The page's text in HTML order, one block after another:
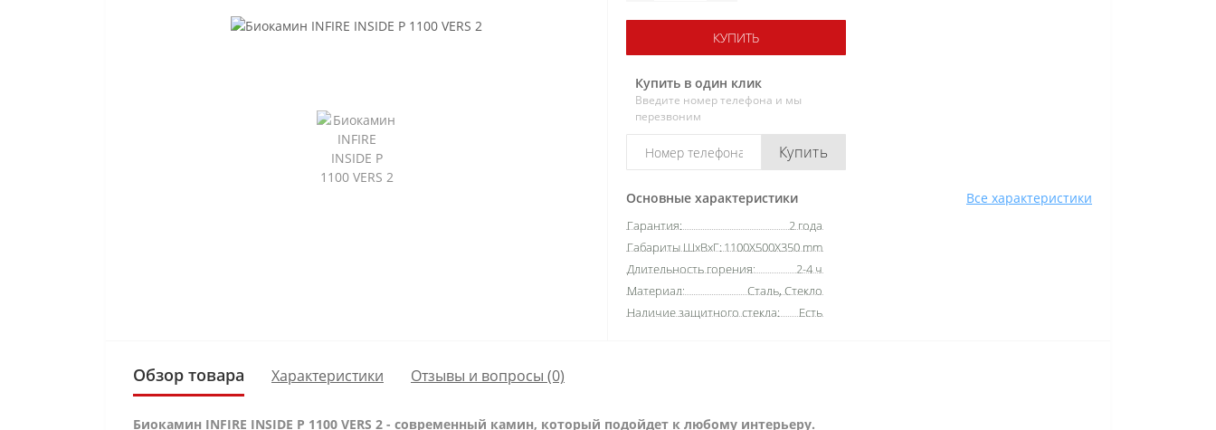
Основные характеристики Все характеристики
Гарантия:
2 года
Габариты ШхВхГ:1100X500X350 mm
Длительность горения:
2-4 ч
Материал:
Сталь, Стекло
Наличие защитного стекла:
Есть
КУПИТЬ
Купить в один клик
Введите номер телефона и мы
перезвоним
Купить
Обзор товара Характеристики Отзывы и вопросы (0)
Биокамин INFIRE INSIDE P 1100 VERS 2 - современный камин, который подойдет к любому интерьеру.